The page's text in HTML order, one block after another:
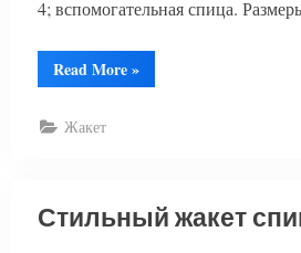
4; вспомогательная спица.
Read More“Жакет
вязаный”
»
Жакет
Стильный жакет